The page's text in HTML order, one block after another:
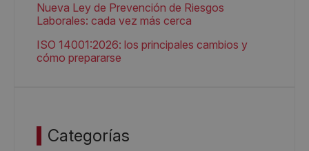
Nueva Ley de Prevención de Riesgos
Laborales: cada vez más cerca
ISO 14001:2026: los principales cambios y
cómo prepararse
Categorías